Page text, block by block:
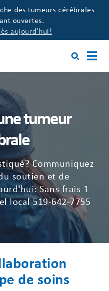
des tumeurs cérébrales
ouvertes.
aujourd'hui!
tumeur
Communiquez
soutien et de
Sans frais 1-
local519-642-7755
de soins